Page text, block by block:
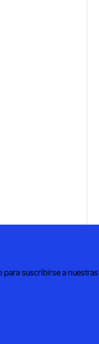
para suscribirse a nuestras